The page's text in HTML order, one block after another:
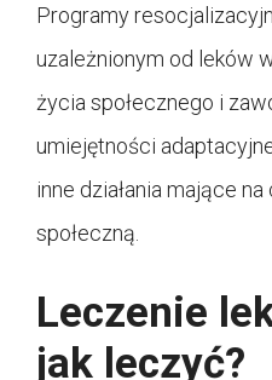
Programy
uzależnionym od leków
życia społecznego i
umiejętności
inne działania mające
społeczną.
Leczenie
jak leczyć?